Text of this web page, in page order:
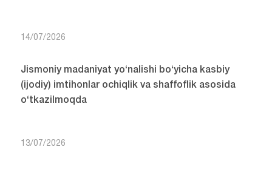
14/07/2026
Jismoniy madaniyat yo‘nalishi bo‘yicha kasbiy
(ijodiy) imtihonlar ochiqlik va shaffoflik asosida
o‘tkazilmoqda
13/07/2026